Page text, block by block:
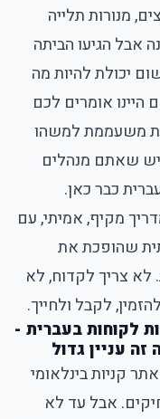
מנורות תלייה
אבל הגיעו הביתה
יכולת להיות מה
היינו אומרים לכם
משעממת למשהו
שאתם מנהלים
כבר כאן.
מקיף, אמיתי, עם
שהופכת את
צריך לקדוח, לא
לקבל ולחייך.
לקוחות בעברית -
עניין גדול
קניות בינלאומי
אבל עד לא